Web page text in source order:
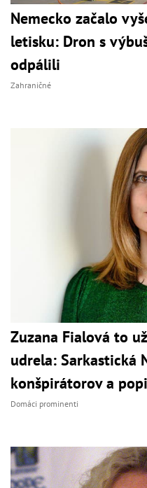
Nemecko začalo
letisku: Dron s
odpálili
Zahraničné
Zuzana Fialová to
udrela: Sarkastická
konšpirátorov a
Domáci prominenti